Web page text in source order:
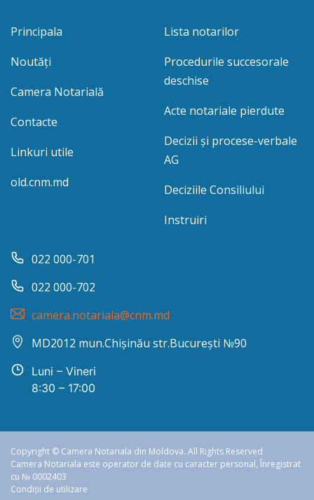
Principala
Noutăți
Camera Notarială
Contacte
Linkuri utile
old.cnm.md
Lista notarilor
Procedurile succesorale
deschise
Acte notariale pierdute
Decizii și procese-verbale
AG
Deciziile Consiliului
Instruiri
022 000-701
022 000-702
camera.notariala@cnm.md
MD2012 mun.Chișinău str.București №90
Luni – Vineri
8:30 – 17:00
Copyright © Camera Notariala din Moldova. All Rights Reserved
Camera Notariala este operator de date cu caracter personal, Înregistrat
cu № 0002403
Condiții de utilizare